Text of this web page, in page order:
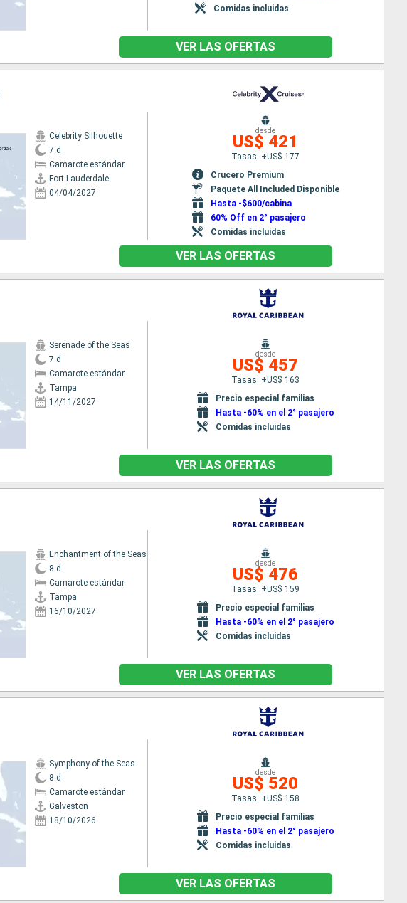
Comidas incluidas
VER LAS OFERTAS
Celebrity Silhouette
7 d
Camarote estándar
Fort Lauderdale
04/04/2027
desde
US$ 421
Tasas: +US$ 177
Crucero Premium
Paquete All Included Disponible
Hasta -$600/cabina
60% Off en 2° pasajero
Comidas incluidas
VER LAS OFERTAS
Serenade of the Seas
7 d
Camarote estándar
Tampa
14/11/2027
desde
US$ 457
Tasas: +US$ 163
Precio especial familias
Hasta -60% en el 2° pasajero
Comidas incluidas
VER LAS OFERTAS
Enchantment of the Seas
8 d
Camarote estándar
Tampa
16/10/2027
desde
US$ 476
Tasas: +US$ 159
Precio especial familias
Hasta -60% en el 2° pasajero
Comidas incluidas
VER LAS OFERTAS
Symphony of the Seas
8 d
Camarote estándar
Galveston
18/10/2026
desde
US$ 520
Tasas: +US$ 158
Precio especial familias
Hasta -60% en el 2° pasajero
Comidas incluidas
VER LAS OFERTAS